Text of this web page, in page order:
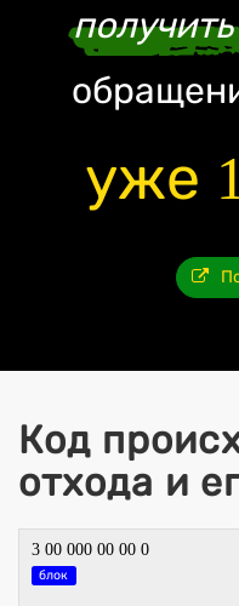
уже
Код
отхода и
3 00 000 00 00 0
блок